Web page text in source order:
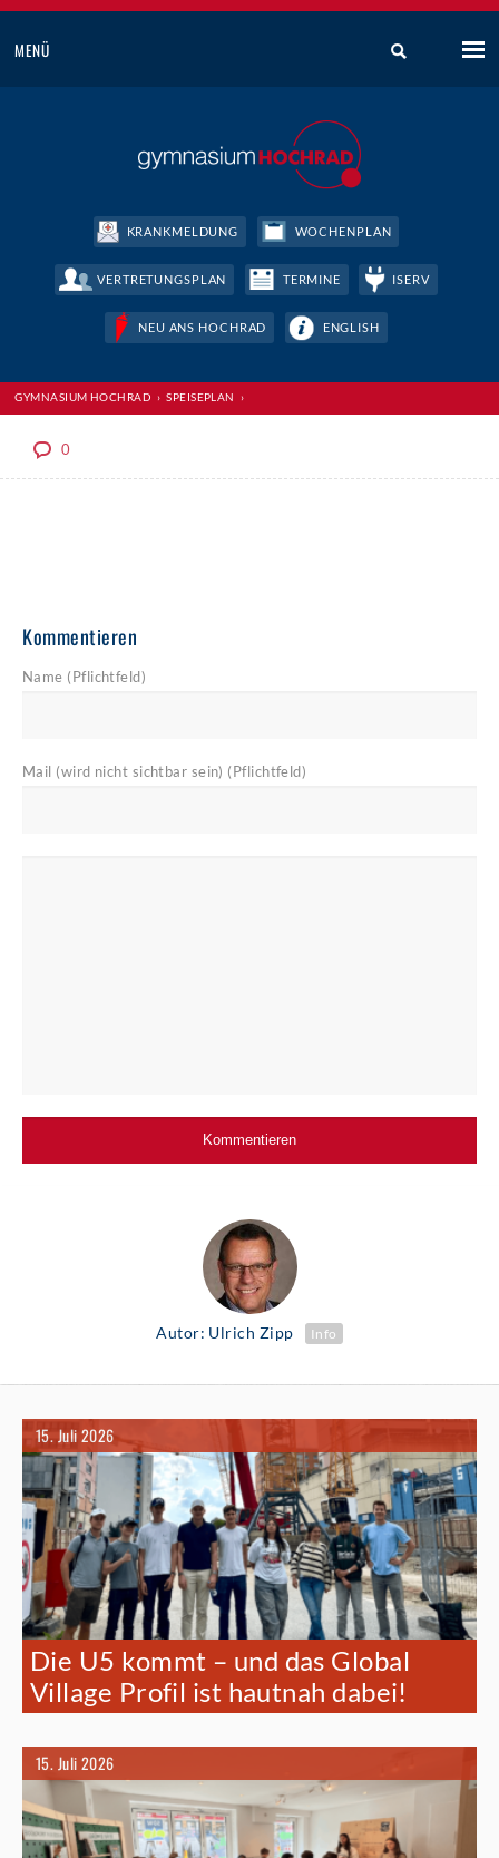
MENÜ
KRANKMELDUNG WOCHENPLAN
VERTRETUNGSPLAN TERMINE ISERV
NEU ANS HOCHRAD ENGLISH
GYMNASIUM HOCHRAD ›SPEISEPLAN ›
0
Kommentieren
Name (Pflichtfeld)
Mail (wird nicht sichtbar sein) (Pflichtfeld)
Autor: Ulrich Zipp Info
15. Juli 2026
Die U5 kommt – und das Global
Village Profil ist hautnah dabei!
15. Juli 2026